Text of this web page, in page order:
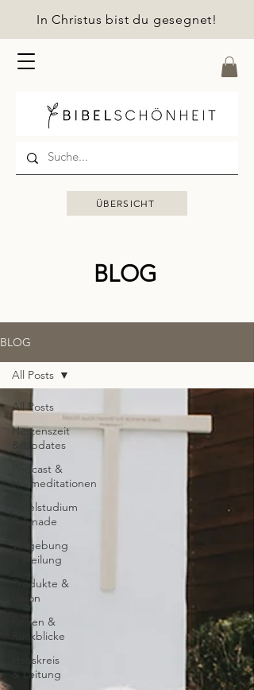
In Christus bist du gesegnet!
ÜBERSICHT
BLOG
BLOG
All Posts
Herzenszeit
& Updates
Podcast &
Hörmeditationen
Bibelstudium
& Gnade
Vergebung
& Heilung
Produkte &
Vision
Reisen &
Rückblicke
Hauskreis
& Leitung
All Posts